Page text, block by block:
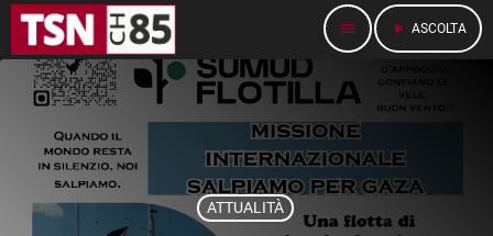
menu play_arrow ASCOLTA
ATTUALITÀ